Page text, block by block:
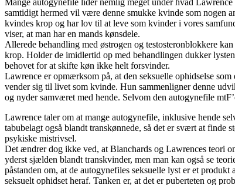
samtidigt hermed vil være denne smukke kvinde som nogen
kvindes krop og har lov til at leve som kvinder i vores
viser, at man har en mands kønsdele.
Allerede behandling med østrogen og testosteronblokkere
krop. Holder de imidlertid op med behandlingen dukker
behovet for at skifte køn ikke helt forsvinder.
Lawrence er opmærksom på, at den seksuelle ophidselse
vender sig til livet som kvinde. Hun sammenligner denne
og nyder samværet med hende. Selvom den autogynefile
Lawrence taler om at mange autogynefile, inklusive hende
tabubelagt også blandt transkønnede, så det er svært at
psykiske mistrivsel.
Det ændrer dog ikke ved, at Blanchards og Lawrences teori
yderst sjælden blandt transkvinder, men man kan også se
påstanden om, at de autogynefiles seksuelle lyst er et
seksuelt ophidset heraf. Tanken er, at det er puberteten og